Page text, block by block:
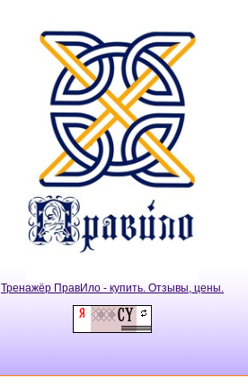
Тренажёр ПравИло - купить. Отзывы, цены.